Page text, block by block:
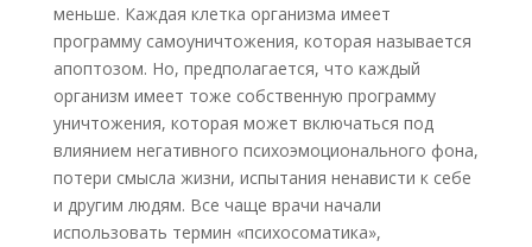
меньше. Каждая клетка организма имеет
программу самоуничтожения, которая называется
апоптозом. Но, предполагается, что каждый
организм имеет тоже собственную программу
уничтожения, которая может включаться под
влиянием негативного психоэмоционального фона,
потери смысла жизни, испытания ненависти к себе
и другим людям. Все чаще врачи начали
использовать термин «психосоматика»,